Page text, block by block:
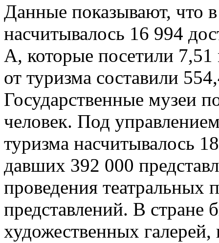
Данные показывают, что
насчитывалось 16 994
А, которые посетили
от туризма составили
Государственные музеи
человек. Под
туризма насчитывалось
давших 392 000
проведения театральных
представлений. В стране
художественных